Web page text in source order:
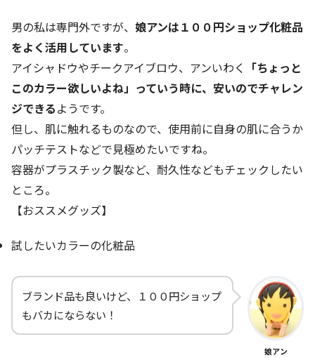
男の私は専門外ですが、 娘アンは１００円ショップ化粧品
をよく活用しています。
アイシャドウやチークアイブロウ、アンいわく 「ちょっと
このカラー欲しいよね」っていう時に、安いのでチャレン
ジできるようです。
但し、肌に触れるものなので、使用前に自身の肌に合うか
パッチテストなどで見極めたいですね。
容器がプラスチック製など、耐久性などもチェックしたい
ところ。
【おススメグッズ】
試したいカラーの化粧品
ブランド品も良いけど、１００円ショップ
もバカにならない！
娘アン